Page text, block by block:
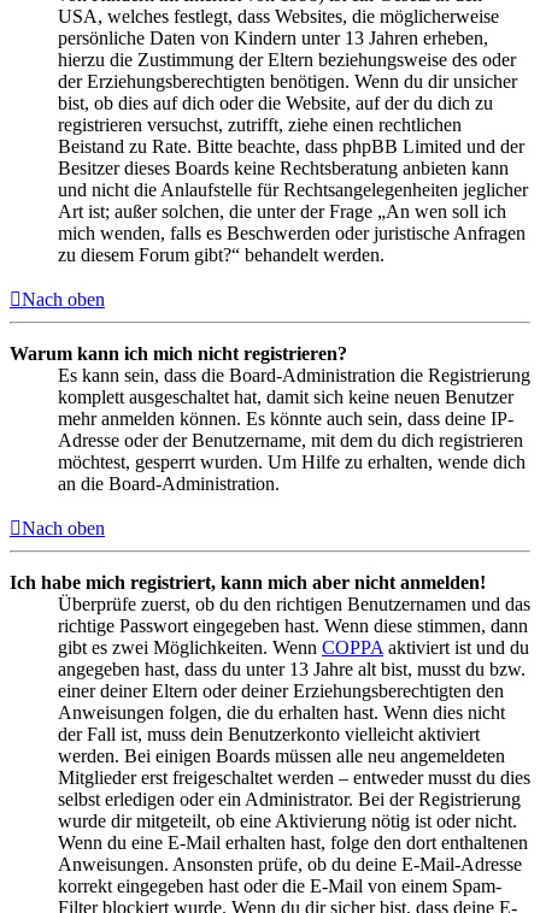
USA, welches festlegt, dass Websites, die möglicherweise
persönliche Daten von Kindern unter 13 Jahren erheben,
hierzu die Zustimmung der Eltern beziehungsweise des oder
der Erziehungsberechtigten benötigen. Wenn du dir unsicher
bist, ob dies auf dich oder die Website, auf der du dich zu
registrieren versuchst, zutrifft, ziehe einen rechtlichen
Beistand zu Rate. Bitte beachte, dass phpBB Limited und der
Besitzer dieses Boards keine Rechtsberatung anbieten kann
und nicht die Anlaufstelle für Rechtsangelegenheiten jeglicher
Art ist; außer solchen, die unter der Frage „An wen soll ich
mich wenden, falls es Beschwerden oder juristische Anfragen
zu diesem Forum gibt?“ behandelt werden.
Nach oben
Warum kann ich mich nicht registrieren?
Es kann sein, dass die Board-Administration die Registrierung
komplett ausgeschaltet hat, damit sich keine neuen Benutzer
mehr anmelden können. Es könnte auch sein, dass deine IP-
Adresse oder der Benutzername, mit dem du dich registrieren
möchtest, gesperrt wurden. Um Hilfe zu erhalten, wende dich
an die Board-Administration.
Nach oben
Ich habe mich registriert, kann mich aber nicht anmelden!
Überprüfe zuerst, ob du den richtigen Benutzernamen und das
richtige Passwort eingegeben hast. Wenn diese stimmen, dann
gibt es zwei Möglichkeiten. Wenn COPPA aktiviert ist und du
angegeben hast, dass du unter 13 Jahre alt bist, musst du bzw.
einer deiner Eltern oder deiner Erziehungsberechtigten den
Anweisungen folgen, die du erhalten hast. Wenn dies nicht
der Fall ist, muss dein Benutzerkonto vielleicht aktiviert
werden. Bei einigen Boards müssen alle neu angemeldeten
Mitglieder erst freigeschaltet werden – entweder musst du dies
selbst erledigen oder ein Administrator. Bei der Registrierung
wurde dir mitgeteilt, ob eine Aktivierung nötig ist oder nicht.
Wenn du eine E-Mail erhalten hast, folge den dort enthaltenen
Anweisungen. Ansonsten prüfe, ob du deine E-Mail-Adresse
korrekt eingegeben hast oder die E-Mail von einem Spam-
Filter blockiert wurde. Wenn du dir sicher bist, dass deine E-